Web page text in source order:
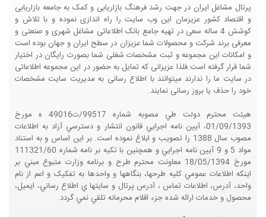
پرتال مشاغل ایران در جهت رشد فرهنگ بازاریابی و کمک به جامعه بازاریابی
و اقتصاد کشور عزیزمان این وب سایت را راه اندازی نموده و با تلاش و
کوشش 4 ساله سعی در تهیه جامع بانک اطلاعاتی مشاغل شهری و صنعتی و
معرفی برند شرکت و محصولات شما عزیزان در سطح ایران و جهان بوده است
و امکانات این مجموعه و ثبت مشخصات شغلی شما بصورت رایگان در اختیار
شما قرار گرفته است.فلذا عزیزانی که تمایل به حضور در این مجموعه اطلاعاتی
در سایت ما را ندارند میتوانند با اطلاع رسانی به مدیریت سایت مشخصات
خود را حذف یا بروز رسانی نمایند.
هيئت محترم دولت طي مصوبه شماره 99517/ت49016 ه مورخ
01/09/1393، آيين نامه اجرايي قانون انتشار و دسترسي آزاد به اطلاعات
مصوب سال 1388 را تصويب و ابلاغ نموده است. بر اين اساس و به استناد
مواد 5 و 9 آيين نامه اجرايي و همچنين با تکيه بر نامه شماره 111321/60
مورخ 18/05/1394 معاونت محترم طرح و برنامه وزارت متبوع مبني بر
اينکه اطلاعات عمومي کليه طرحها، بنگاهها و واحدها به تفکيک و اعم از نام
واحد، آدرس، اطلاعات تماس ، آدرس پرتال و سايتها ي اطلاع رساني، ايميل،
محصول و خدمات ارائه شده جزء اقلام محرمانه تلقي نمي گردد.